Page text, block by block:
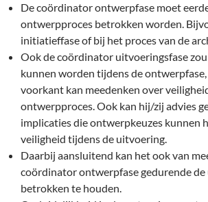
De coördinator ontwerpfase moet
ontwerpproces betrokken worden.
initiatieffase of bij het proces van de
Ook de coördinator uitvoeringsfase
kunnen worden tijdens de
voorkant kan meedenken over
ontwerpproces. Ook kan hij/zij advies
implicaties die ontwerpkeuzes kunnen
veiligheid tijdens de uitvoering.
Daarbij aansluitend kan het ook van
coördinator ontwerpfase gedurende
betrokken te houden.